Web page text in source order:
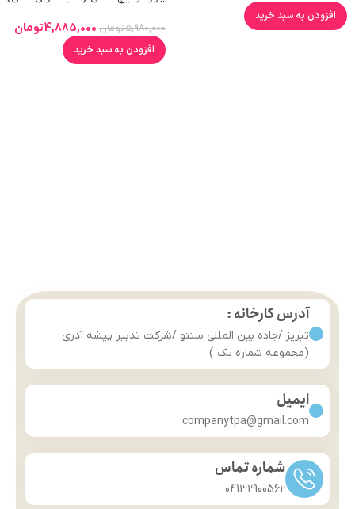
افزودن به سبد خرید
5,980,000تومان 4,885,000تومان
افزودن به سبد خرید
آدرس کارخانه :
تبریز /جاده بین المللی سنتو /شرکت تدبیر پیشه آذری
(مجموعه شماره یک )
ایمیل
companytpa@gmail.com
شماره تماس
04132900562